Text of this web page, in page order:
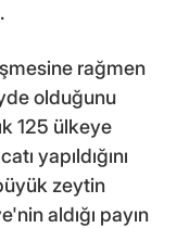
rağmen
olduğunu
125 ülkeye
yapıldığını
zeytin
aldığı payın